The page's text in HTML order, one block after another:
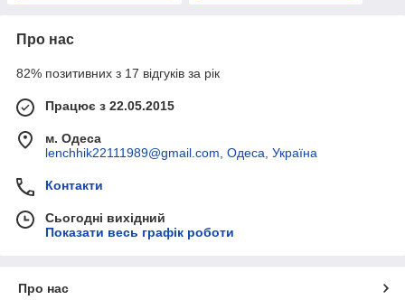
Про нас
82% позитивних з 17 відгуків за рік
Працює з 22.05.2015
м. Одеса
lenchhik22111989@gmail.com, Одеса, Україна
Контакти
Сьогодні вихідний
Показати весь графік роботи
Про нас